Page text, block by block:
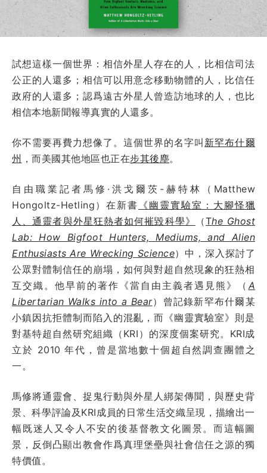
試想這樣一個世界：相信外星人存在的人，比相信司法
公正的人還多；相信可以用意念移動物體的人，比信任
政府的人還多；認爲遠古外星人曾造訪地球的人，也比
相信本地新聞報導真實的人還多。
你不需要再費力想像了。這個世界的名字叫 新罕布什爾
州 ，而美國其他地區也正在步其後塵。
自由職業記者馬修·洪戈爾茨-赫特林（Matthew
Hongoltz-Hetling）在新書 《幽靈實驗室：大腳怪獵
人、通靈者與外星狂熱者如何摧毀科學》
（The Ghost
Lab: How Bigfoot Hunters, Mediums, and Alien
Enthusiasts Are Wrecking Science）中，深入探討了
公眾對體制信任的崩塌，如何與對超自然現象的狂熱相
互交織。他早前的著作《當自由主義者遇見熊》（ A
Libertarian Walks into a Bear）曾記錄新罕布什爾某
小鎮因抗拒體制而陷入的混亂，而《幽靈實驗室》則是
對基特超自然研究組織（KRI）的深度個案研究。KRI成
立於 2010 年代，曾是當地數十個超自然調查團體之
一。
馬修將通靈會、捉鬼行動與外星人綁架傳聞，與歷史背
景、科學評論及KRI成員的日常生活交織呈現，描繪出一
幅既迷人又令人不安的後基督教文化圖景。而這幅圖
景，反倒凸顯出教會作爲真理堡壘與社會信任之源的獨
特價值。